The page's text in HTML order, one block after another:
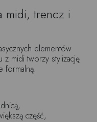
midi, trencz i
elementów
midi tworzy stylizację
formalną.
część,